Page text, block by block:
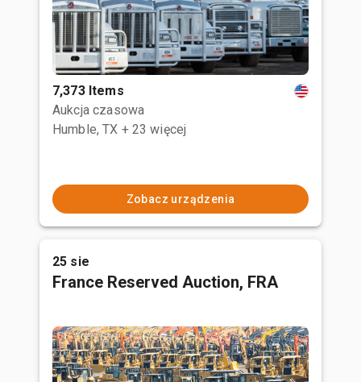
7,373 Items
Aukcja czasowa
Humble, TX + 23 więcej
Zobacz urządzenia
25 sie
France Reserved Auction, FRA